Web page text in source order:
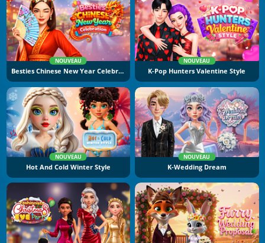
NOUVEAU
Besties Chinese New Year Celebration
NOUVEAU
K-Pop Hunters Valentine Style
NOUVEAU
Hot And Cold Winter Style
NOUVEAU
K-Wedding Dream